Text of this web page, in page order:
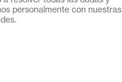
personalmente con nuestras